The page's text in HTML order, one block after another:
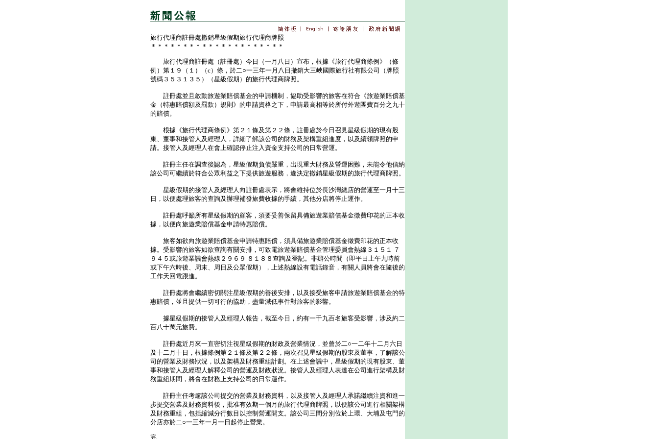
旅行代理商註冊處撤銷星級假期旅行代理商牌照
＊＊＊＊＊＊＊＊＊＊＊＊＊＊＊＊＊＊＊＊＊
旅行代理商註冊處（註冊處）今日（一月八日）宣布，根據《旅行代理商條例》（條
例）第１９（１）（c）條，於二○一三年一月八日撤銷大三峽國際旅行社有限公司（牌照
號碼３５３１３５）（星級假期）的旅行代理商牌照。
註冊處並且啟動旅遊業賠償基金的申請機制，協助受影響的旅客在符合《旅遊業賠償基
金（特惠賠償額及罰款）規則》的申請資格之下，申請最高相等於所付外遊團費百分之九十
的賠償。
根據《旅行代理商條例》第２１條及第２２條，註冊處於今日召見星級假期的現有股
東、董事和接管人及經理人，詳細了解該公司的財務及架構重組進度，以及續領牌照的申
請。接管人及經理人在會上確認停止注入資金支持公司的日常營運。
註冊主任在調查後認為，星級假期負債嚴重，出現重大財務及營運困難，未能令他信納
該公司可繼續於符合公眾利益之下提供旅遊服務，遂決定撤銷星級假期的旅行代理商牌照。
星級假期的接管人及經理人向註冊處表示，將會維持位於長沙灣總店的營運至一月十三
日，以便處理旅客的查詢及辦理補發旅費收據的手續，其他分店將停止運作。
註冊處呼籲所有星級假期的顧客，須要妥善保留具備旅遊業賠償基金徵費印花的正本收
據，以便向旅遊業賠償基金申請特惠賠償。
旅客如欲向旅遊業賠償基金申請特惠賠償，須具備旅遊業賠償基金徵費印花的正本收
據。受影響的旅客如欲查詢有關安排，可致電旅遊業賠償基金管理委員會熱線３１５１ ７
９４５或旅遊業議會熱線２９６９ ８１８８查詢及登記。非辦公時間（即平日上午九時前
或下午六時後、周末、周日及公眾假期），上述熱線設有電話錄音，有關人員將會在隨後的
工作天回電跟進。
註冊處將會繼續密切關注星級假期的善後安排，以及接受旅客申請旅遊業賠償基金的特
惠賠償，並且提供一切可行的協助，盡量減低事件對旅客的影響。
據星級假期的接管人及經理人報告，截至今日，約有一千九百名旅客受影響，涉及約二
百八十萬元旅費。
註冊處近月來一直密切注視星級假期的財政及營業情況，並曾於二○一二年十二月六日
及十二月十日，根據條例第２１條及第２２條，兩次召見星級假期的股東及董事，了解該公
司的營業及財務狀況，以及架構及財務重組計劃。在上述會議中，星級假期的現有股東、董
事和接管人及經理人解釋公司的營運及財政狀況。接管人及經理人表達在公司進行架構及財
務重組期間，將會在財務上支持公司的日常運作。
註冊主任考慮該公司提交的營業及財務資料，以及接管人及經理人承諾繼續注資和進一
步提交營業及財務資料後，批准有效期一個月的旅行代理商牌照，以便該公司進行相關架構
及財務重組，包括縮減分行數目以控制營運開支。該公司三間分別位於上環、大埔及屯門的
分店亦於二○一三年一月一日起停止營業。
完